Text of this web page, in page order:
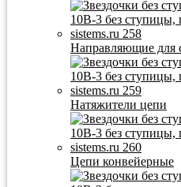
Направляющие для
Натяжители цепи
Цепи конвейерные